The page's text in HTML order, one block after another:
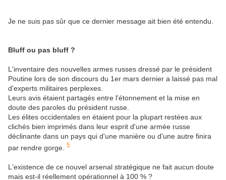
Je ne suis pas sûr que ce dernier message ait bien été entendu.
Bluff ou pas bluff ?
L'inventaire des nouvelles armes russes dressé par le président
Poutine lors de son discours du 1er mars dernier a laissé pas mal
d'experts militaires perplexes.
Leurs avis étaient partagés entre l'étonnement et la mise en
doute des paroles du président russe.
Les élites occidentales en étaient pour la plupart restées aux
clichés bien imprimés dans leur esprit d'une armée russe
déclinante dans un pays qui d'une manière ou d'une autre finira
par rendre gorge.
5
L'existence de ce nouvel arsenal stratégique ne fait aucun doute
mais est-il réellement opérationnel à 100 % ?